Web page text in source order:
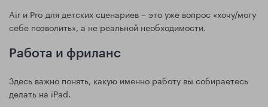
Air и Pro для детских сценариев – это уже вопрос «хочу/могу
себе позволить», а не реальной необходимости.
Работа и фриланс
Здесь важно понять, какую именно работу вы собираетесь
делать на iPad.